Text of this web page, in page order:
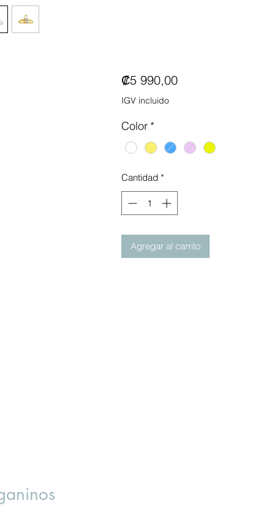
₡5 990,00Precio
IGV incluido
Color *
Cantidad *
Agregar al carrito